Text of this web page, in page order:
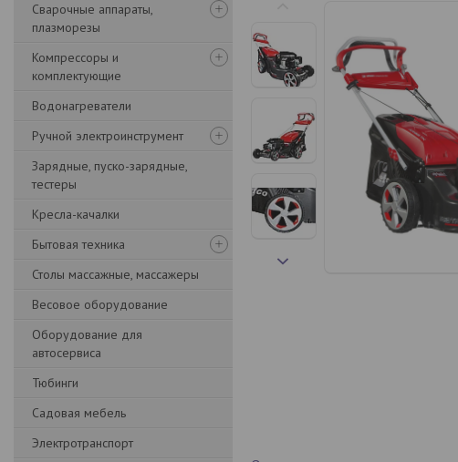
Сварочные аппараты,
плазморезы
Компрессоры и
комплектующие
Водонагреватели
Ручной электроинструмент
Зарядные, пуско-зарядные,
тестеры
Кресла-качалки
Бытовая техника
Столы массажные, массажеры
Весовое оборудование
Оборудование для
автосервиса
Тюбинги
Садовая мебель
Электротранспорт